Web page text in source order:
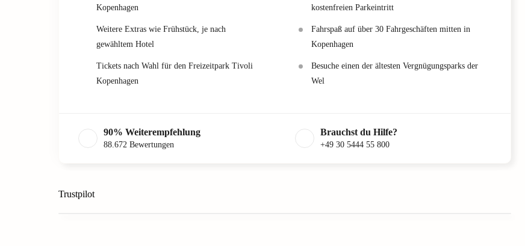
Kopenhagen
Weitere Extras wie Frühstück, je nach
gewähltem Hotel
Tickets nach Wahl für den Freizeitpark Tivoli
Kopenhagen
kostenfreien Parkeintritt
Fahrspaß auf über 30 Fahrgeschäften mitten in
Kopenhagen
Besuche einen der ältesten Vergnügungsparks der
Wel
90% Weiterempfehlung
88.672 Bewertungen
Brauchst du Hilfe?
+49 30 5444 55 800
Trustpilot